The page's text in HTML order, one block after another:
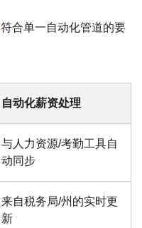
符合单一自动化管道的要
自动化薪资处理
与人力资源/考勤工具自
动同步
来自税务局/州的实时更
新